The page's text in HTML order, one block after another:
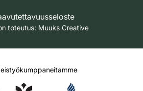
toteutus: Muuks Creative